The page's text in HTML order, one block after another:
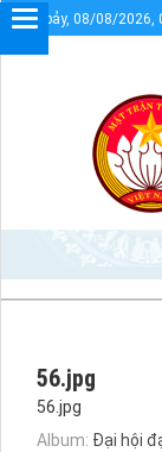
Thứ bảy, 08/08/2026,
56.jpg
56.jpg
Album: Đại hội